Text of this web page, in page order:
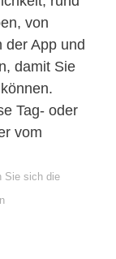
von
der App und
damit Sie
Tag- oder
vom
Sie sich die